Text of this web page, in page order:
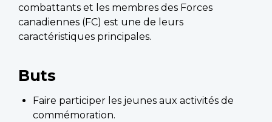
combattants et les membres des Forces
canadiennes (FC) est une de leurs
caractéristiques principales.
Buts
Faire participer les jeunes aux activités de
commémoration.